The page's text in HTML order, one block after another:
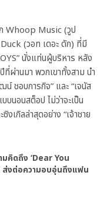
Whoop Music (วูป
(วอท เดอะ ดัก) ที่มี
นั่งแท่นผู้บริหาร หลัง
ที่ผ่านมา พวกเขาทั้งสาม นำ
น์ ชอบการกิจ” และ “เจนัส
บนอนสต็อป ไม่ว่าจะเป็น
เกิลล่าสุดอย่าง “เจ้าชาย
คิดถึง ‘Dear You
ส่งต่อความอบอุ่นถึงแฟน